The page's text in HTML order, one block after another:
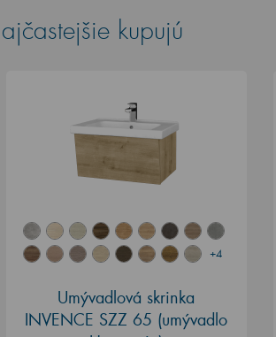
kupujú
+4
Umývadlová skrinka
INVENCE SZZ 65 (umývadlo